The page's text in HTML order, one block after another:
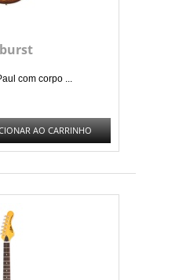
com corpo ...
AO CARRINHO